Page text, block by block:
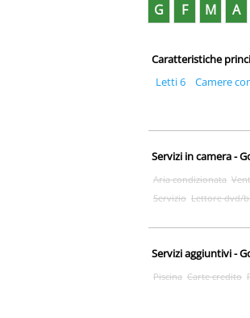
G F M A
Caratteristiche
Letti 6
Camere
Servizi in camera -
Aria condizionata
Servizio Lettore dvd/
Servizi aggiuntivi -
Piscina Carte credito